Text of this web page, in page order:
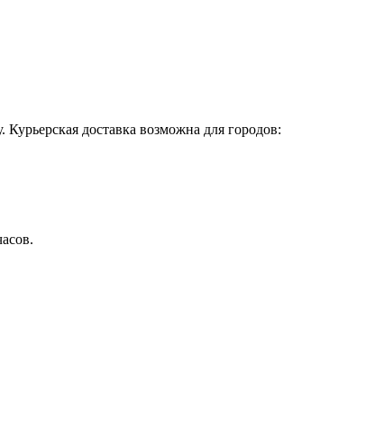
доставка возможна для городов: